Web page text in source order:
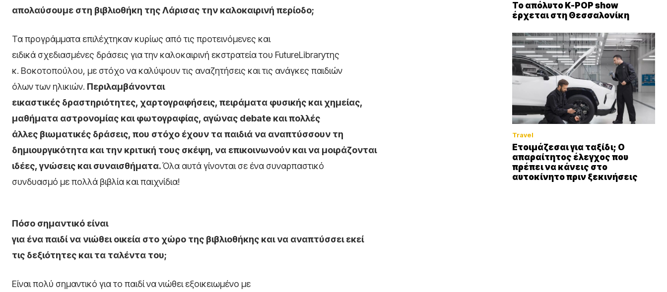
απολαύσουμε στη βιβλιοθήκη της Λάρισας την καλοκαιρινή περίοδο;
Τα προγράμματα επιλέχτηκαν κυρίως από τις προτεινόμενες και
ειδικά σχεδιασμένες δράσεις για την καλοκαιρινή εκστρατεία του FutureLibraryτης
κ. Βοκοτοπούλου, με στόχο να καλύψουν τις αναζητήσεις και τις ανάγκες παιδιών
όλων των ηλικιών. Περιλαμβάνονται
εικαστικές δραστηριότητες, χαρτογραφήσεις, πειράματα φυσικής και χημείας,
μαθήματα αστρονομίας και φωτογραφίας, αγώνας debate και πολλές
άλλες βιωματικές δράσεις, που στόχο έχουν τα παιδιά να αναπτύσσουν τη
δημιουργικότητα και την κριτική τους σκέψη, να επικοινωνούν και να μοιράζονται
ιδέες, γνώσεις και συναισθήματα.Όλα αυτά γίνονται σε ένα συναρπαστικό
συνδυασμό με πολλά βιβλία και παιχνίδια!
Πόσο σημαντικό είναι
για ένα παιδί να νιώθει οικεία στο χώρο της βιβλιοθήκης και να αναπτύσσει εκεί
τις δεξιότητες και τα ταλέντα του;
Είναι πολύ σημαντικό για το παιδί να νιώθει εξοικειωμένο με
Το απόλυτο K-POP show
έρχεται στη Θεσσαλονίκη
Travel
Ετοιμάζεσαι για ταξίδι; Ο
απαραίτητος έλεγχος που
πρέπει να κάνεις στο
αυτοκίνητο πριν ξεκινήσεις